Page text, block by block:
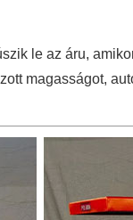
le az áru,
magasságot,